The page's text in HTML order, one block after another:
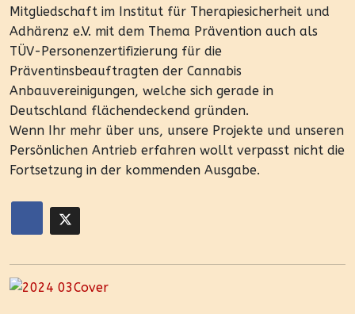
Mitgliedschaft im Institut für Therapiesicherheit und
Adhärenz e.V. mit dem Thema Prävention auch als
TÜV-Personenzertifizierung für die
Präventinsbeauftragten der Cannabis
Anbauvereinigungen, welche sich gerade in
Deutschland flächendeckend gründen.
Wenn Ihr mehr über uns, unsere Projekte und unseren
Persönlichen Antrieb erfahren wollt verpasst nicht die
Fortsetzung in der kommenden Ausgabe.